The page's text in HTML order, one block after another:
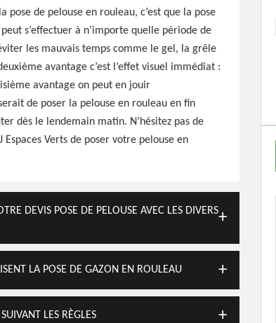
pose de pelouse en rouleau, c’est que la pose
s’effectuer à n’importe quelle période de
les mauvais temps comme le gel, la grêle
avantage c’est l’effet visuel immédiat :
avantage on peut en jouir
de poser la pelouse en rouleau en fin
dès le lendemain matin. N’hésitez pas de
Verts de poser votre pelouse en
DEVIS POSE DE PELOUSE AVEC LES DIVERS
LA POSE DE GAZON EN ROULEAU
LES RÈGLES